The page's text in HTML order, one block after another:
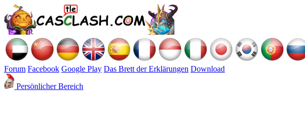
Forum Facebook Google Play Das Brett der Erklärungen Download
Persönlicher Bereich